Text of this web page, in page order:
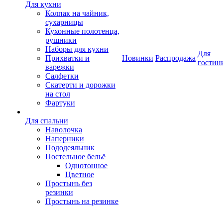
Для кухни
Колпак на чайник,
сухарницы
Кухонные полотенца,
рушники
Наборы для кухни
Прихватки и
варежки
Салфетки
Скатерти и дорожки
на стол
Фартуки
Для спальни
Наволочка
Наперники
Пододеяльник
Постельное бельё
Однотонное
Цветное
Простынь без
резинки
Простынь на резинке
Новинки Распродажа
Для